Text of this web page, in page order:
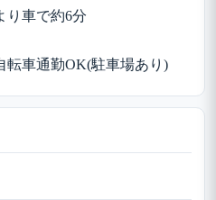
り車で約6分
車通勤OK(駐車場あり)